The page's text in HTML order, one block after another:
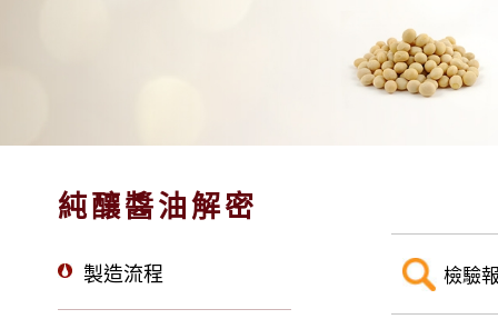
純釀醬油解密
製造流程 檢驗